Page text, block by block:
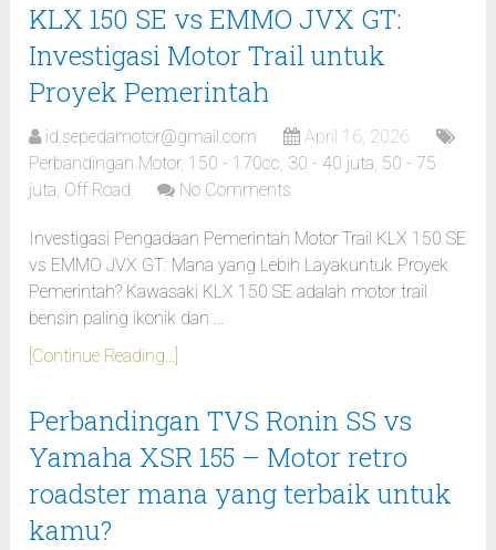
KLX 150 SE vs EMMO JVX GT:
Investigasi Motor Trail untuk
Proyek Pemerintah
id.sepedamotor@gmail.com
April 16, 2026
Perbandingan Motor, 150 - 170cc, 30 - 40 juta, 50 - 75
juta, Off Road No Comments
Investigasi Pengadaan Pemerintah Motor Trail KLX 150 SE
vs EMMO JVX GT: Mana yang Lebih Layakuntuk Proyek
Pemerintah? Kawasaki KLX 150 SE adalah motor trail
bensin paling ikonik dan …
[Continue Reading...]
Perbandingan TVS Ronin SS vs
Yamaha XSR 155 – Motor retro
roadster mana yang terbaik untuk
kamu?